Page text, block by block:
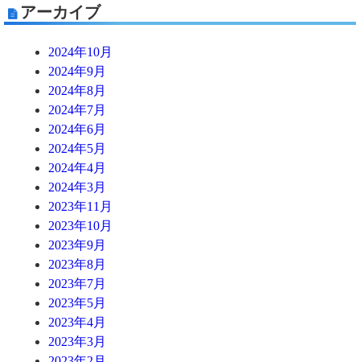
アーカイブ
2024年10月
2024年9月
2024年8月
2024年7月
2024年6月
2024年5月
2024年4月
2024年3月
2023年11月
2023年10月
2023年9月
2023年8月
2023年7月
2023年5月
2023年4月
2023年3月